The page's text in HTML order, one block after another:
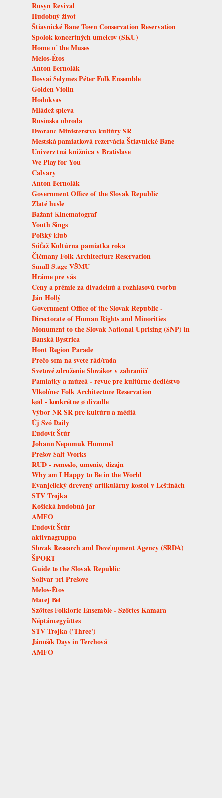
Rusyn Revival
Hudobný život
Štiavnické Bane Town Conservation Reservation
Spolok koncertných umelcov (SKU)
Home of the Muses
Melos-Étos
Anton Bernolák
Ilosvai Selymes Péter Folk Ensemble
Golden Violin
Hodokvas
Mládež spieva
Rusínska obroda
Dvorana Ministerstva kultúry SR
Mestská pamiatková rezervácia Štiavnické Bane
Univerzitná knižnica v Bratislave
We Play for You
Calvary
Anton Bernolák
Government Office of the Slovak Republic
Zlaté husle
Bažant Kinematograf
Youth Sings
Poľský klub
Súťaž Kultúrna pamiatka roka
Čičmany Folk Architecture Reservation
Small Stage VŠMU
Hráme pre vás
Ceny a prémie za divadelnú a rozhlasovú tvorbu
Ján Hollý
Government Office of the Slovak Republic -
Directorate of Human Rights and Minorities
Monument to the Slovak National Uprising (SNP) in
Banská Bystrica
Hont Region Parade
Prečo som na svete rád/rada
Svetové združenie Slovákov v zahraničí
Pamiatky a múzeá - revue pre kultúrne dedičstvo
Vlkolínec Folk Architecture Reservation
kød - konkrétne ø divadle
Výbor NR SR pre kultúru a médiá
Új Szó Daily
Ľudovít Štúr
Johann Nepomuk Hummel
Prešov Salt Works
RUD - remeslo, umenie, dizajn
Why am I Happy to Be in the World
Evanjelický drevený artikulárny kostol v Leštinách
STV Trojka
Košická hudobná jar
AMFO
Ľudovít Štúr
aktivnagruppa
Slovak Research and Development Agency (SRDA)
ŠPORT
Guide to the Slovak Republic
Solivar pri Prešove
Melos-Étos
Matej Bel
Szőttes Folkloric Ensemble - Szőttes Kamara
Néptáncegyüttes
STV Trojka ('Three')
Jánošík Days in Terchová
AMFO